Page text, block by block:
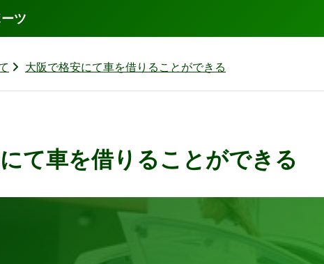
ツ
大阪で格安にて車を借りることができる
て車を借りることができる